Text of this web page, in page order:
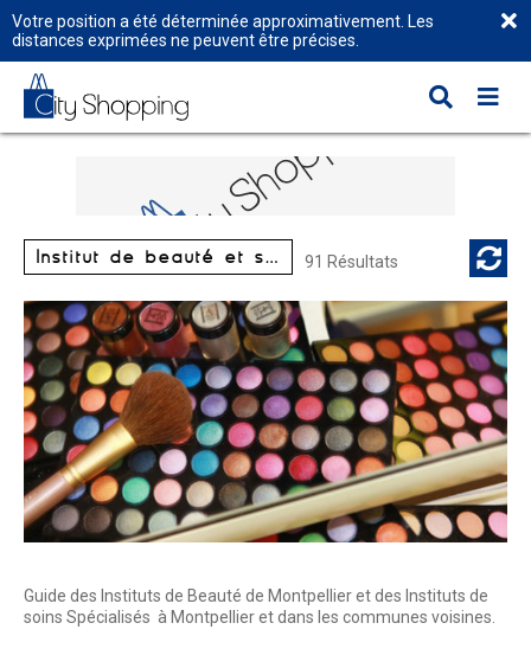
Votre position a été déterminée approximativement. Les
distances exprimées ne peuvent être précises.
Institut de beauté et spécialisés 91 Résultats
Guide des Instituts de Beauté de Montpellier et des Instituts de
soins Spécialisés à Montpellier et dans les communes voisines.